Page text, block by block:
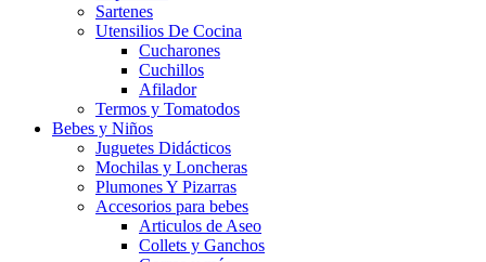
Sartenes
Utensilios De Cocina
Cucharones
Cuchillos
Afilador
Termos y Tomatodos
Bebes y Niños
Juguetes Didácticos
Mochilas y Loncheras
Plumones Y Pizarras
Accesorios para bebes
Articulos de Aseo
Collets y Ganchos